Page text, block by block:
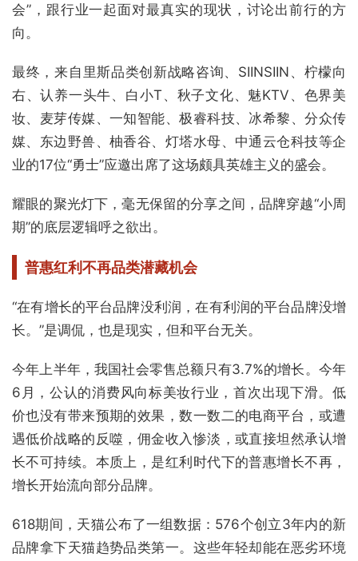
会”，跟行业一起面对最真实的现状，讨论出前行的方
向。
最终，来自里斯品类创新战略咨询、SIINSIIN、柠檬向
右、认养一头牛、白小T、秋子文化、魅KTV、色界美
妆、麦芽传媒、一知智能、极睿科技、冰希黎、分众传
媒、东边野兽、柚香谷、灯塔水母、中通云仓科技等企
业的17位“勇士”应邀出席了这场颇具英雄主义的盛会。
耀眼的聚光灯下，毫无保留的分享之间，品牌穿越“小周
期”的底层逻辑呼之欲出。
普惠红利不再品类潜藏机会
“在有增长的平台品牌没利润，在有利润的平台品牌没增
长。”是调侃，也是现实，但和平台无关。
今年上半年，我国社会零售总额只有3.7%的增长。今年
6月，公认的消费风向标美妆行业，首次出现下滑。低
价也没有带来预期的效果，数一数二的电商平台，或遭
遇低价战略的反噬，佣金收入惨淡，或直接坦然承认增
长不可持续。本质上，是红利时代下的普惠增长不再，
增长开始流向部分品牌。
618期间，天猫公布了一组数据：576个创立3年内的新
品牌拿下天猫趋势品类第一。这些年轻却能在恶劣环境